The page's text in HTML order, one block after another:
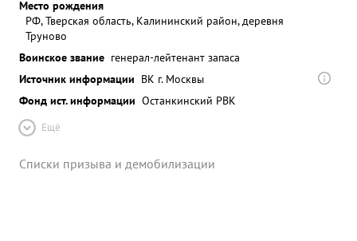
Место рождения
РФ, Тверская область, Калининский район, деревня
Труново
Воинское звание генерал-лейтенант запаса
Источник информации ВК г. Москвы
Фонд ист. информации Останкинский РВК
Ещё
Списки призыва и демобилизации